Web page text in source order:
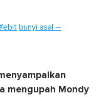
bunyi asal –
mengupah Mondy